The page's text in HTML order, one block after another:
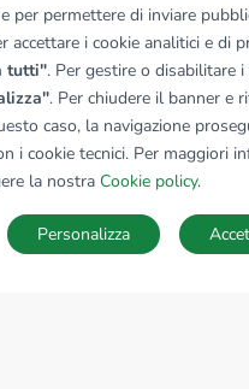
SALVA RICERCA
per permettere di inviare
accettare i cookie analitici e di
tutti". Per gestire o disabilitare i
. Per chiudere il banner e
caso, la navigazione
i cookie tecnici. Per maggiori
la nostra Cookie policy.
Personalizza